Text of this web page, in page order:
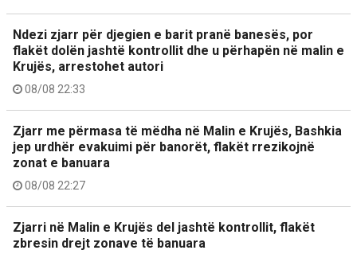
Ndezi zjarr për djegien e barit pranë banesës, por
flakët dolën jashtë kontrollit dhe u përhapën në malin e
Krujës, arrestohet autori
08/08 22:33
Zjarr me përmasa të mëdha në Malin e Krujës, Bashkia
jep urdhër evakuimi për banorët, flakët rrezikojnë
zonat e banuara
08/08 22:27
Zjarri në Malin e Krujës del jashtë kontrollit, flakët
zbresin drejt zonave të banuara